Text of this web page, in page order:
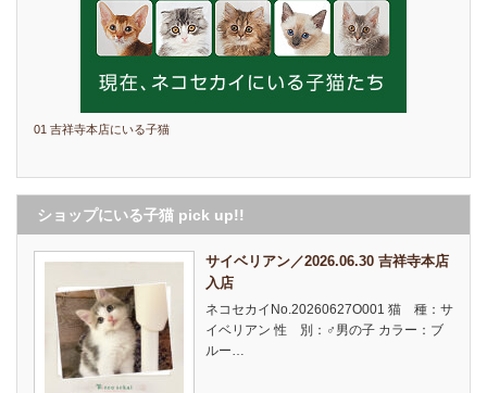
01 吉祥寺本店にいる子猫
ショップにいる子猫 pick up!!
サイベリアン／2026.06.30 吉祥寺本店
入店
ネコセカイNo.20260627O001 猫 種：サ
イベリアン 性 別：♂男の子 カラー：ブ
ルー…